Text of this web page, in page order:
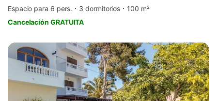
Espacio para 6 pers.
3 dormitorios
100 m²
Cancelación GRATUITA